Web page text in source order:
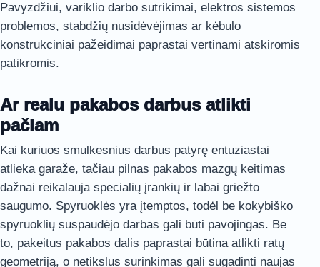
Pavyzdžiui, variklio darbo sutrikimai, elektros sistemos
problemos, stabdžių nusidėvėjimas ar kėbulo
konstrukciniai pažeidimai paprastai vertinami atskiromis
patikromis.
Ar realu pakabos darbus atlikti
pačiam
Kai kuriuos smulkesnius darbus patyrę entuziastai
atlieka garaže, tačiau pilnas pakabos mazgų keitimas
dažnai reikalauja specialių įrankių ir labai griežto
saugumo. Spyruoklės yra įtemptos, todėl be kokybiško
spyruoklių suspaudėjo darbas gali būti pavojingas. Be
to, pakeitus pakabos dalis paprastai būtina atlikti ratų
geometriją, o netikslus surinkimas gali sugadinti naujas